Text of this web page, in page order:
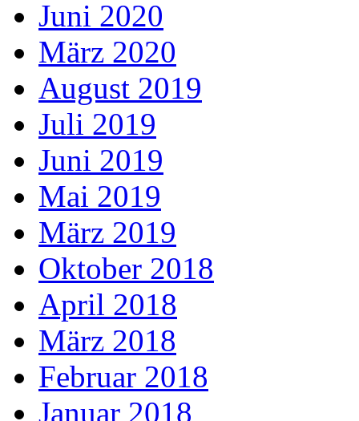
Juni 2020
März 2020
August 2019
Juli 2019
Juni 2019
Mai 2019
März 2019
Oktober 2018
April 2018
März 2018
Februar 2018
Januar 2018